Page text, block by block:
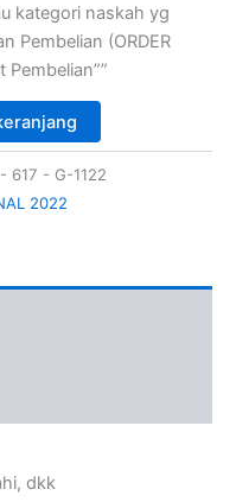
kategori naskah yg
Pembelian (ORDER
617 - G-1122
2022
dkk